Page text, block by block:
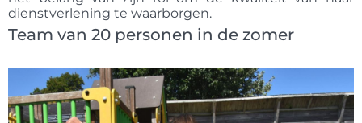
dienstverlening te waarborgen.
Team van 20 personen in de zomer